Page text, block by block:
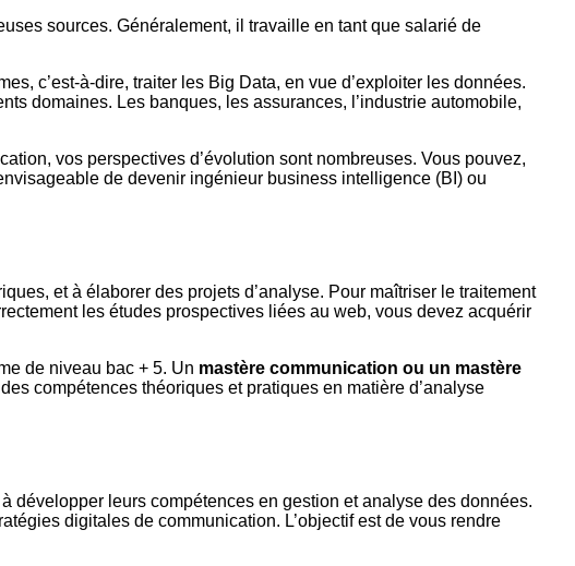
sources. Généralement, il travaille en tant que salarié de
c’est-à-dire, traiter les Big Data, en vue d’exploiter les données.
domaines. Les banques, les assurances, l’industrie automobile,
vos perspectives d’évolution sont nombreuses. Vous pouvez,
de devenir ingénieur business intelligence (BI) ou
et à élaborer des projets d’analyse. Pour maîtriser le traitement
les études prospectives liées au web, vous devez acquérir
de niveau bac + 5. Un mastère communication ou un mastère
compétences théoriques et pratiques en matière d’analyse
développer leurs compétences en gestion et analyse des données.
digitales de communication. L’objectif est de vous rendre